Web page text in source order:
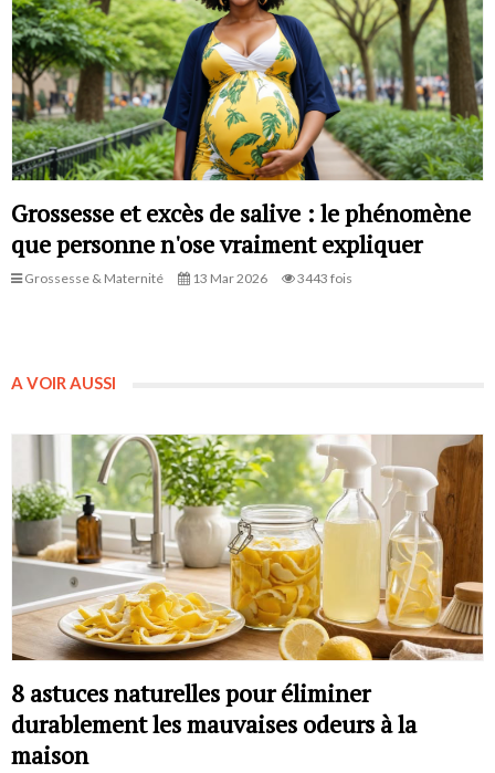
Grossesse et excès de salive : le phénomène
que personne n'ose vraiment expliquer
Grossesse & Maternité 13 Mar 2026 3443 fois
A VOIR AUSSI
8 astuces naturelles pour éliminer
durablement les mauvaises odeurs à la
maison